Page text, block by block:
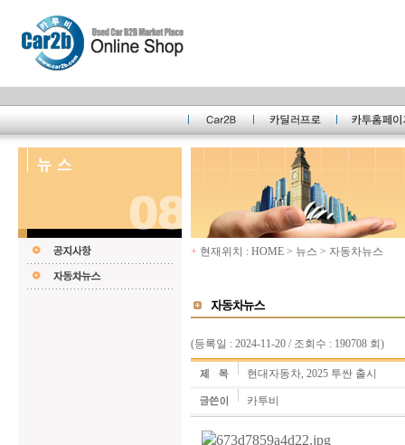
+ 현재위치 : HOME > 뉴스 > 자동차뉴스
(등록일 : 2024-11-20 / 조회수 : 190708 회)
현대자동차, 2025 투싼 출시
카투비